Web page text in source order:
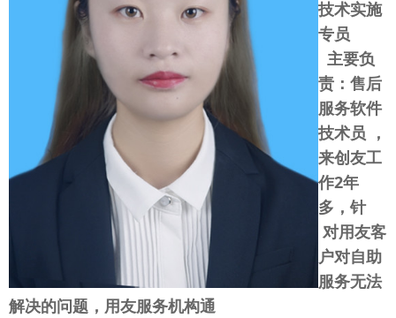
技术实施
专员
主要负
责：售后
服务软件
技术员 ，
来创友工
作2年
多，针
对用友客
户对自助
服务无法
解决的问题，用友服务机构通